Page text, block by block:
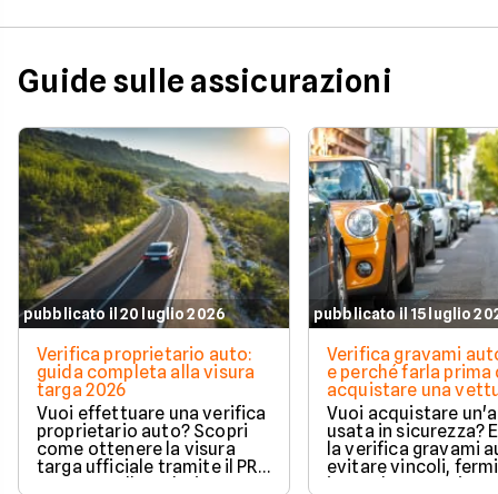
Guide sulle assicurazioni
pubblicato il 20 luglio 2026
Verifica proprietario auto:
guida completa alla visura
targa 2026
Vuoi effettuare una verifica
proprietario auto? Scopri
come ottenere la visura
targa ufficiale tramite il PRA
per controllare dati e
pubblicato il 15 luglio
Verifica gravami
e perché farla prima
acquistare una
Vuoi acquistare
usata in sicurezza?
la verifica gravami
evitare vincoli,
ipoteche. Scopri